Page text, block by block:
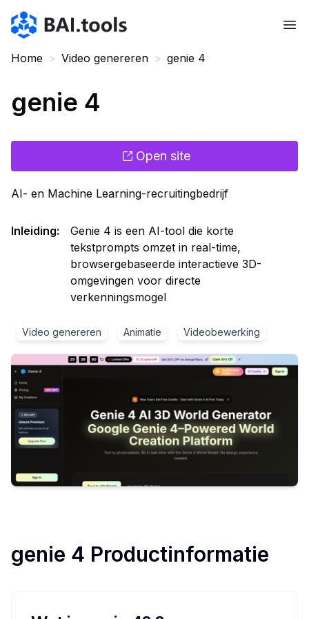
Bai.tools
Home > Video genereren > genie 4
genie 4
Open site
AI- en Machine Learning-recruitingbedrijf
Inleiding:
Genie 4 is een AI-tool die korte
tekstprompts omzet in real-time,
browsergebaseerde interactieve 3D-
omgevingen voor directe
verkenningsmogel
Video genereren Animatie Videobewerking
genie 4 Productinformatie